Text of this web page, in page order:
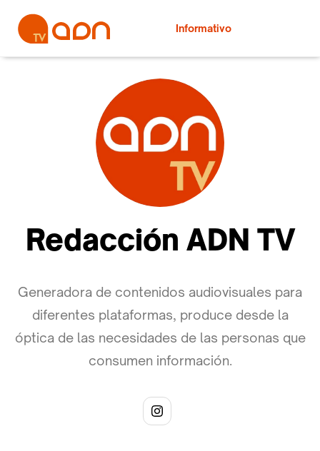
Informativo
Redacción ADN TV
Generadora de contenidos audiovisuales para
diferentes plataformas, produce desde la
óptica de las necesidades de las personas que
consumen información.